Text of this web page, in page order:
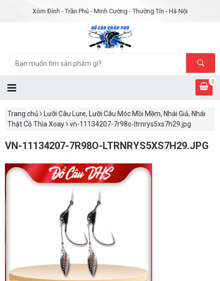
Xóm Đình - Trần Phú - Minh Cường - Thường Tín - Hà Nội
0
Trang chủ
Lưỡi Câu Lure, Lưỡi Câu Móc Mồi Mềm, Nhái Giả, Nhái
Thật Có Thìa Xoay
vn-11134207-7r98o-ltrnrys5xs7h29.jpg
VN-11134207-7R98O-LTRNRYS5XS7H29.JPG